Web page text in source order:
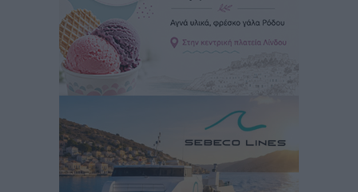
Κως: Γερμανός τουρίστας κέρδισε αποζημίωση 900
ευρώ επειδή δεν βρήκε ξαπλώστρες στις
οικογενειακές διακοπές του
Τοπικές Ειδήσεις πριν 12 ώρες
Ο γεωεντοπισμός μέσω 112 «έσωσε» Δανό περιπατητή
στη Ρόδο
Τοπικές Ειδήσεις• πριν 12 ώρες